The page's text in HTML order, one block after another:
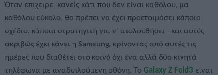
Όταν επιχειρεί κανείς κάτι που δεν είναι καθόλου, μα
καθόλου εύκολο, θα πρέπει να έχει προετοιμάσει κάποιο
σχέδιο, κάποια στρατηγική για ν' ακολουθήσει - και αυτός
ακριβώς έχει κάνει η Samsung, κρίνοντας από αυτές τις
ημέρες που διαθέτει στο κοινό όχι ένα αλλά δύο κινητά
τηλέφωνα με αναδιπλούμενη οθόνη. Το Galaxy Z Fold3 είναι